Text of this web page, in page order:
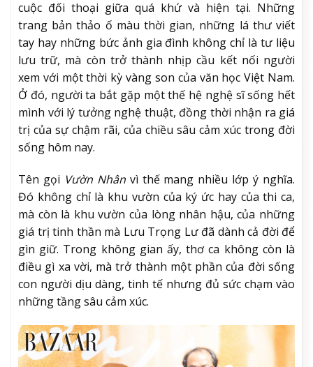
cuộc đối thoại giữa quá khứ và hiện tại. Những
trang bản thảo ố màu thời gian, những lá thư viết
tay hay những bức ảnh gia đình không chỉ là tư liệu
lưu trữ, mà còn trở thành nhịp cầu kết nối người
xem với một thời kỳ vàng son của văn học Việt Nam.
Ở đó, người ta bắt gặp một thế hệ nghệ sĩ sống hết
mình với lý tưởng nghệ thuật, đồng thời nhận ra giá
trị của sự chậm rãi, của chiều sâu cảm xúc trong đời
sống hôm nay.
Tên gọi Vườn Nhânvì thế mang nhiều lớp ý nghĩa.
Đó không chỉ là khu vườn của ký ức hay của thi ca,
mà còn là khu vườn của lòng nhân hậu, của những
giá trị tinh thần mà Lưu Trọng Lư đã dành cả đời để
gìn giữ. Trong không gian ấy, thơ ca không còn là
điều gì xa vời, mà trở thành một phần của đời sống
con người dịu dàng, tinh tế nhưng đủ sức chạm vào
những tầng sâu cảm xúc.